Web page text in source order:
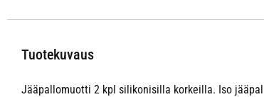
Tuotekuvaus
Jääpallomuotti 2 kpl silikonisilla korkeilla. Iso